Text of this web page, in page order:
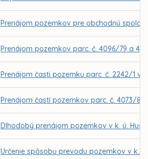
Prenájom pozemkov pre obchodnú
Prenájom pozemkov parc. č. 4096/79 a
Prenájom časti pozemku parc. č. 2242/1 v
Prenájom častí pozemkov parc. č. 4073/8
Dlhodobý prenájom pozemkov v k. ú.
Určenie spôsobu prevodu pozemkov v k.